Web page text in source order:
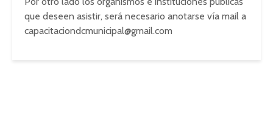
que deseen asistir, será necesario anotarse vía mail a
capacitaciondcmunicipal@gmail.com